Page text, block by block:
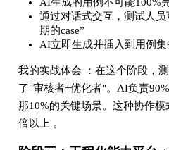
通过对话式交互，测试人
期的case”
AI立即生成并插入到用例集
我的实战体会 ：在这个阶段，
了"审核者+优化者"。AI负责
那10%的关键场景。这种协作
倍以上 。